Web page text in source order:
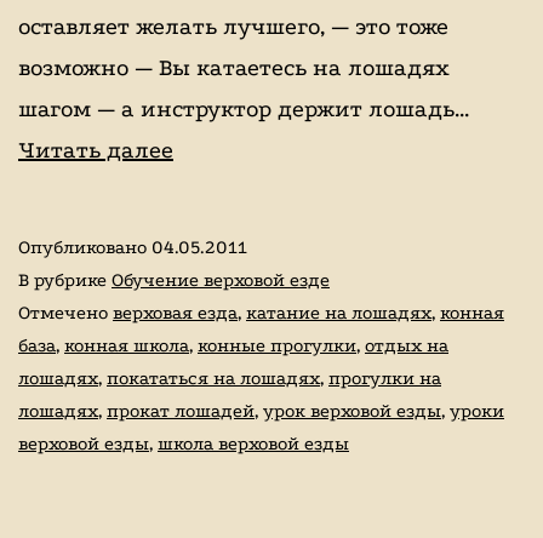
оставляет желать лучшего, — это тоже
возможно — Вы катаетесь на лошадях
шагом — а инструктор держит лошадь…
Читать далее
лошадях
или
конная
прогулка
на
Опубликовано 04.05.2011
В рубрике Обучение верховой езде
Отмечено верховая езда, катание на лошадях, конная
база, конная школа, конные прогулки, отдых на
лошадях, покататься на лошадях, прогулки на
лошадях, прокат лошадей, урок верховой езды, уроки
верховой езды, школа верховой езды